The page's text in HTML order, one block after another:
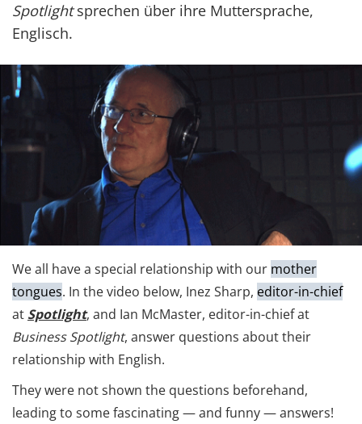
Spotlightsprechen über ihre Muttersprache,
Englisch.
We all have a special relationship with our mother
tongues. In the video below, Inez Sharp, editor-in-chief
at Spotlight, and Ian McMaster, editor-in-chief at
Business Spotlight, answer questions about their
relationship with English.
They were not shown the questions beforehand,
leading to some fascinating — and funny — answers!